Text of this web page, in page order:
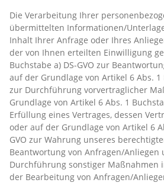
Die Verarbeitung Ihrer
übermittelten Informationen/
Inhalt Ihrer Anfrage oder Ihres
der von Ihnen erteilten Einwilligung
Buchstabe a) DS-GVO zur
auf der Grundlage von Artikel 6 Abs. 1
zur Durchführung vorvertraglicher
Grundlage von Artikel 6 Abs. 1
Erfüllung eines Vertrages, dessen
oder auf der Grundlage von Artikel 6
GVO zur Wahrung unseres
Beantwortung von Anfragen/Anliegen
Durchführung sonstiger Maßnahmen
der Bearbeitung von Anfragen/